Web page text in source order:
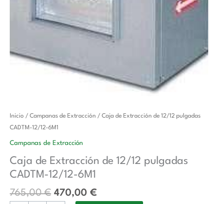
Inicio / Campanas de Extracción / Caja de Extracción de 12/12 pulgadas
CADTM-12/12-6M1
Campanas de Extracción
Caja de Extracción de 12/12 pulgadas
CADTM-12/12-6M1
765,00€
El
precio
original
765,00 €.
470,00 €
El
470,00 €.
Caja
de
Extracción
12/12
pulgadas
12/12-